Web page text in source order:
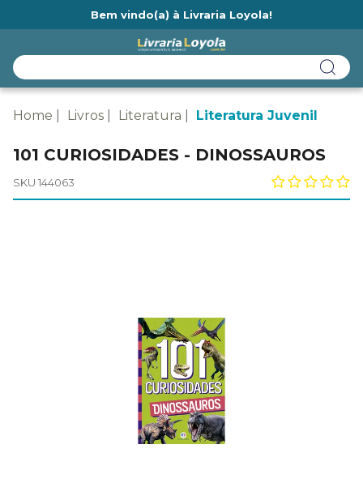
Bem vindo(a) à Livraria Loyola!
Home Livros Literatura Literatura Juvenil
101 CURIOSIDADES - DINOSSAUROS
SKU 144063